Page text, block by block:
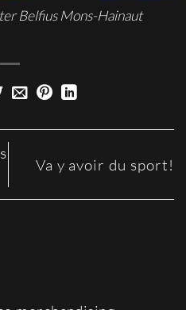
Belfius Mons-Hainaut
Va y avoir du sport!